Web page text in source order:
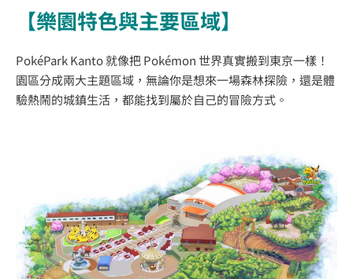
【樂園特色與主要區域】
PokéPark Kanto 就像把 Pokémon 世界真實搬到東京一樣！
園區分成兩大主題區域，無論你是想來一場森林探險，還是體
驗熱鬧的城鎮生活，都能找到屬於自己的冒險方式。